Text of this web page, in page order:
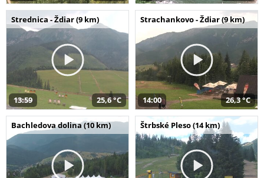
Strednica - Ždiar (9 km)
13:59 25,6 °C
Strachankovo - Ždiar (9 km)
14:00 26,3 °C
Bachledova dolina (10 km) Štrbské Pleso (14 km)